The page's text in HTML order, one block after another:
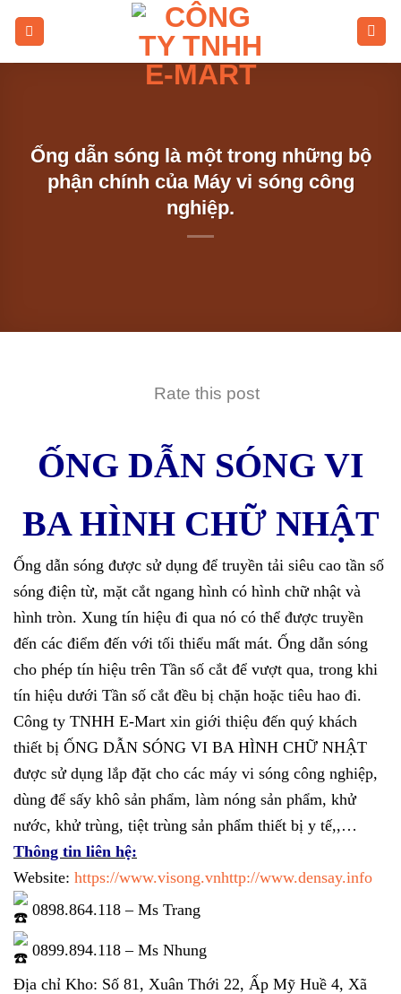
Ống dẫn sóng là một trong những bộ
phận chính của Máy vi sóng công
nghiệp.
Rate this post
ỐNG DẪN SÓNG VI
BA HÌNH CHỮ NHẬT
Ống dẫn sóng được sử dụng để truyền tải siêu cao tần số
sóng điện từ, mặt cắt ngang hình có hình chữ nhật và
hình tròn. Xung tín hiệu đi qua nó có thể được truyền
đến các điểm đến với tối thiểu mất mát. Ống dẫn sóng
cho phép tín hiệu trên Tần số cắt để vượt qua, trong khi
tín hiệu dưới Tần số cắt đều bị chặn hoặc tiêu hao đi.
Công ty TNHH E-Mart xin giới thiệu đến quý khách
thiết bị ỐNG DẪN SÓNG VI BA HÌNH CHỮ NHẬT
được sử dụng lắp đặt cho các máy vi sóng công nghiệp,
dùng để sấy khô sản phẩm, làm nóng sản phẩm, khử
nước, khử trùng, tiệt trùng sản phẩm thiết bị y tế,,…
Thông tin liên hệ:
Website: https://www.visong.vnhttp://www.densay.info
0898.864.118 – Ms Trang
0899.894.118 – Ms Nhung
Địa chỉ Kho: Số 81, Xuân Thới 22, Ấp Mỹ Huề 4, Xã